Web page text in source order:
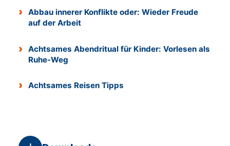
Abbau innerer Konflikte oder: Wieder Freude
auf der Arbeit
Achtsames Abendritual für Kinder: Vorlesen als
Ruhe-Weg
Achtsames Reisen Tipps